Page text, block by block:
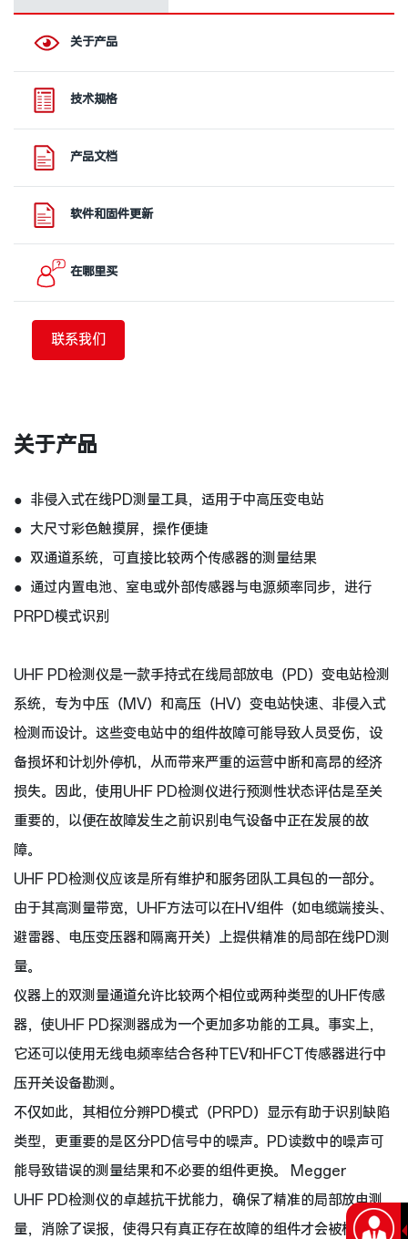
关于产品
技术规格
产品文档
软件和固件更新
在哪里买
联系我们
关于产品
● 非侵入式在线PD测量工具，适用于中高压变电站
● 大尺寸彩色触摸屏，操作便捷
● 双通道系统，可直接比较两个传感器的测量结果
● 通过内置电池、室电或外部传感器与电源频率同步，进行
PRPD模式识别
UHF PD检测仪是一款手持式在线局部放电（PD）变电站检测
系统，专为中压（MV）和高压（HV）变电站快速、非侵入式
检测而设计。这些变电站中的组件故障可能导致人员受伤，设
备损坏和计划外停机，从而带来严重的运营中断和高昂的经济
损失。因此，使用UHF PD检测仪进行预测性状态评估是至关
重要的，以便在故障发生之前识别电气设备中正在发展的故
障。
UHF PD检测仪应该是所有维护和服务团队工具包的一部分。
由于其高测量带宽，UHF方法可以在HV组件（如电缆端接头、
避雷器、电压变压器和隔离开关）上提供精准的局部在线PD测
量。
仪器上的双测量通道允许比较两个相位或两种类型的UHF传感
器，使UHF PD探测器成为一个更加多功能的工具。事实上，
它还可以使用无线电频率结合各种TEV和HFCT传感器进行中
压开关设备勘测。
不仅如此，其相位分辨PD模式（PRPD）显示有助于识别缺陷
类型，更重要的是区分PD信号中的噪声。PD读数中的噪声可
能导致错误的测量结果和不必要的组件更换。 Megger
UHF PD检测仪的卓越抗干扰能力，确保了精准的局部放电测
量，消除了误报，使得只有真正存在故障的组件才会被标记为